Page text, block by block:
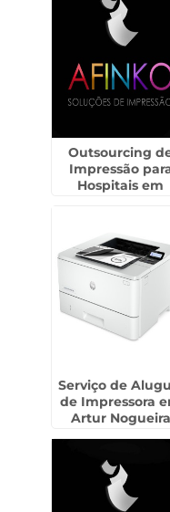
Outsourcing
Impressão
Hospitais em
Serviço de
de Impressora
Artur Nogueira